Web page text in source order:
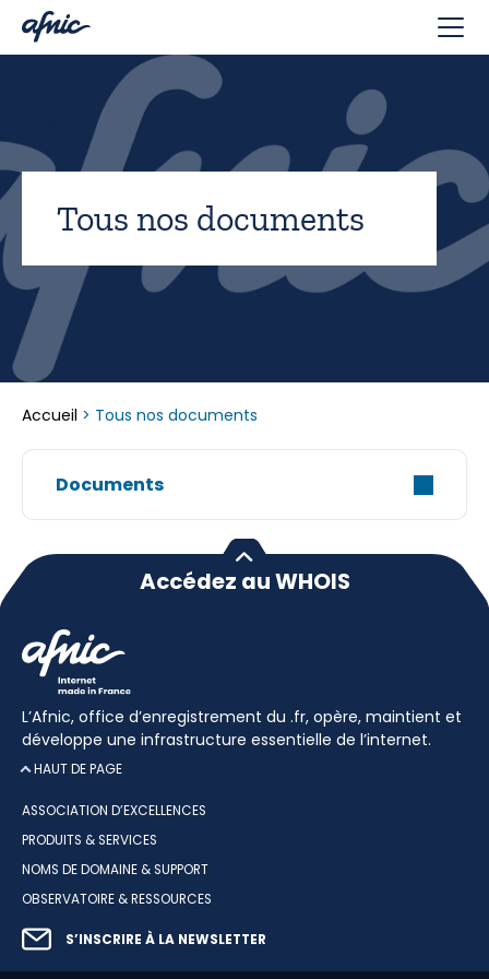
Tous nos documents
Accueil > Tous nos documents
Documents
Accédez au WHOIS
L’Afnic, office d’enregistrement du .fr, opère, maintient et
développe une infrastructure essentielle de l’internet.
HAUT DE PAGE
ASSOCIATION D’EXCELLENCES
PRODUITS & SERVICES
NOMS DE DOMAINE & SUPPORT
OBSERVATOIRE & RESSOURCES
S’INSCRIRE À LA NEWSLETTER
Panneau de gestion des cookies